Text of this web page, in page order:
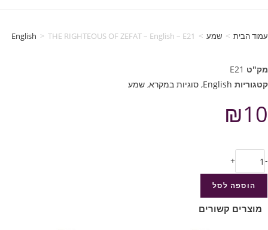
עמוד הבית > שמע >
English > THE RIGHTEOUS OF ZEFAT – English – E21
מק"ט E21
קטגוריות English
, סוגיות במקרא, שמע
₪10
-
+
הוספה לסל
מוצרים קשורים